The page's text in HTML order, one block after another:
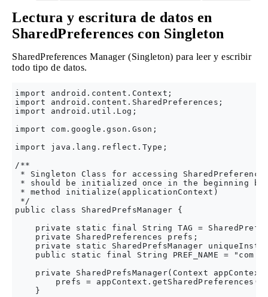
Lectura y escritura de datos en
SharedPreferences con Singleton
SharedPreferences Manager (Singleton) para leer y escribir
todo tipo de datos.
import android.content.Context;
import android.content.SharedPreferences;
import android.util.Log;
import com.google.gson.Gson;
import java.lang.reflect.Type;
/**
* Singleton Class for accessing
* should be initialized once in the beginning by
* method initialize(applicationContext)
*/
public class SharedPrefsManager {
private static final String TAG =
    private SharedPreferences prefs;
private static SharedPrefsManager
public static final String PREF_NAME =
private SharedPrefsManager(Context
prefs =
    }